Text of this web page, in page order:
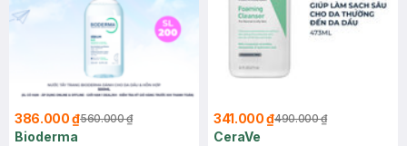
386.000 ₫560.000 ₫
Bioderma
341.000 ₫490.000 ₫
CeraVe